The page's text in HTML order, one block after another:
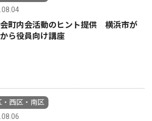
町内会活動のヒント提供 横浜市が
ら役員向け講座
・西区・南区